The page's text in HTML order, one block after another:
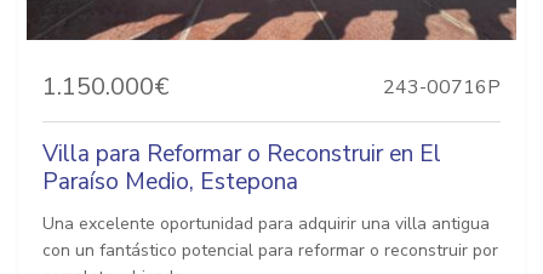
1.150.000€ 243-00716P
Villa para Reformar o Reconstruir en El
Paraíso Medio, Estepona
Una excelente oportunidad para adquirir una villa antigua
con un fantástico potencial para reformar o reconstruir por